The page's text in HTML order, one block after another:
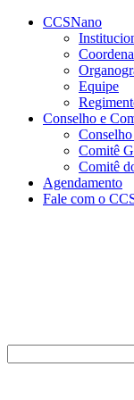
Conteúdo principal
CCSNano
Equipe
Conselho e
Comitê
Comitê
Agendamento
Fale com o